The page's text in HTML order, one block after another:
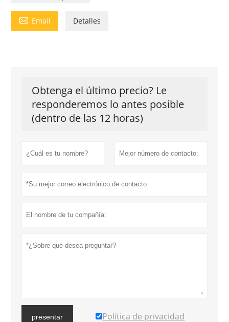
 Email Detalles
Obtenga el último precio? Le
responderemos lo antes posible
(dentro de las 12 horas)
presentar Política de privacidad